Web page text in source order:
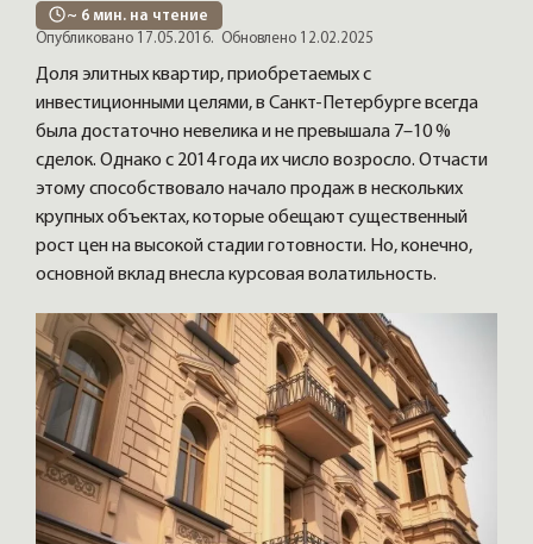
~ 6 мин. на чтение
Опубликовано 17.05.2016. Обновлено 12.02.2025
Доля элитных квартир, приобретаемых с
инвестиционными целями, в Санкт-Петербурге всегда
была достаточно невелика и не превышала 7–10 %
сделок. Однако с 2014 года их число возросло. Отчасти
этому способствовало начало продаж в нескольких
крупных объектах, которые обещают существенный
рост цен на высокой стадии готовности. Но, конечно,
основной вклад внесла курсовая волатильность.